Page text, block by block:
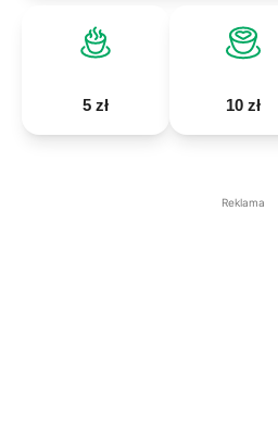
5 zł 10 zł
Reklama